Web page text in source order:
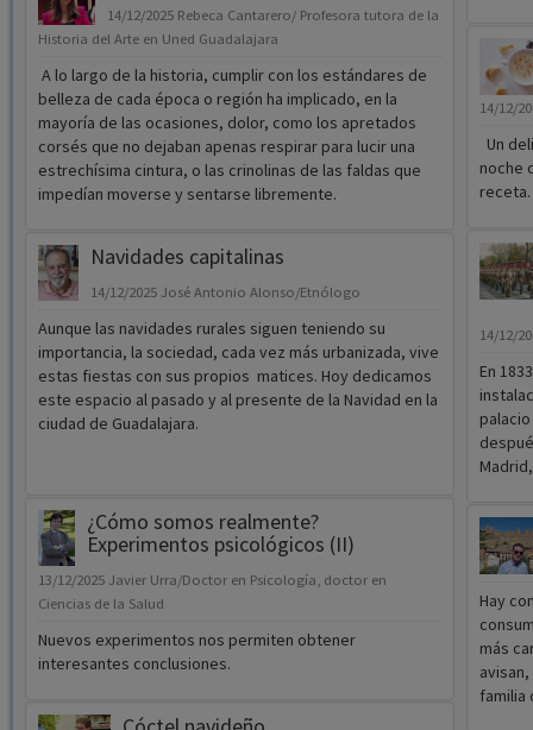
14/12/2025 Rebeca Cantarero/ Profesora tutora de la
Historia del Arte en Uned Guadalajara
A lo largo de la historia, cumplir con los estándares de
belleza de cada época o región ha implicado, en la
mayoría de las ocasiones, dolor, como los apretados
corsés que no dejaban apenas respirar para lucir una
estrechísima cintura, o las crinolinas de las faldas que
impedían moverse y sentarse libremente.
Navidades capitalinas
14/12/2025 José Antonio Alonso/Etnólogo
Aunque las navidades rurales siguen teniendo su
importancia, la sociedad, cada vez más urbanizada, vive
estas fiestas con sus propios matices. Hoy dedicamos
este espacio al pasado y al presente de la Navidad en la
ciudad de Guadalajara.
¿Cómo somos realmente?
Experimentos psicológicos (II)
13/12/2025 Javier Urra/Doctor en Psicología, doctor en
Ciencias de la Salud
Nuevos experimentos nos permiten obtener
interesantes conclusiones.
14/12/
Un
noche
receta.
14/12/
En
Hay
más
familia